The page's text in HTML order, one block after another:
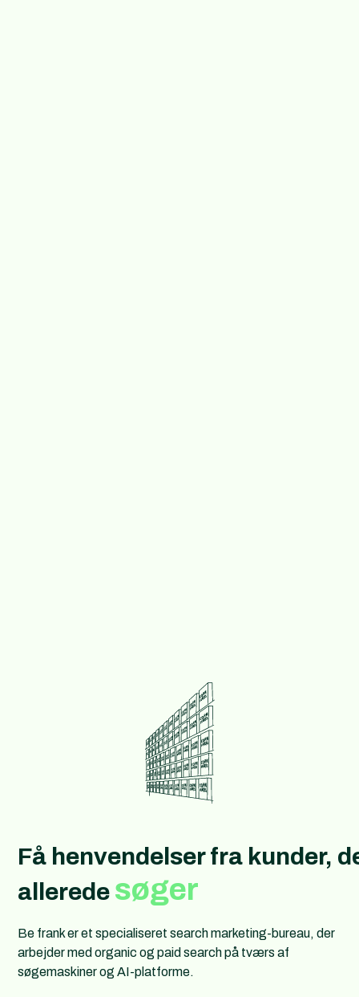
Få henvendelser fra kunder,
allerede søger
Be frank er et specialiseret search marketing-bureau, der
arbejder med organic og paid search på tværs af
søgemaskiner og AI-platforme.